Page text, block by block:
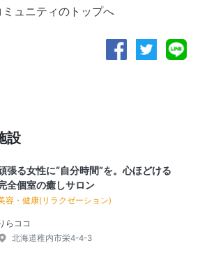
ミュニティのトップへ
設
張る女性に“自分時間”を。心ほどける
全個室の癒しサロン
容・健康(リラクゼーション)
らココ
北海道稚内市栄4-4-3